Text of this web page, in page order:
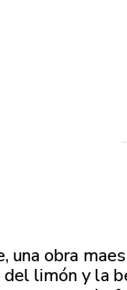
una obra
limón y la